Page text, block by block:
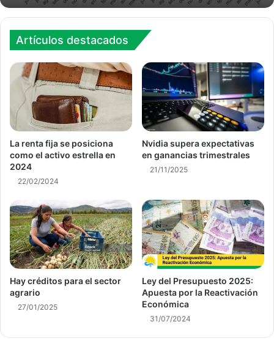
Artículos destacados
La renta fija se posiciona
como el activo estrella en
2024
22/02/2024
Nvidia supera expectativas
en ganancias trimestrales
21/11/2025
Hay créditos para el sector
agrario
27/01/2025
Ley del Presupuesto 2025:
Apuesta por la Reactivación
Económica
31/07/2024